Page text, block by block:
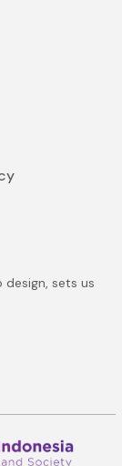
design, sets us